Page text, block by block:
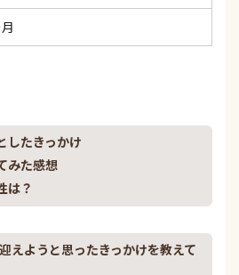
したきっかけ
みた感想
は？
えようと思ったきっかけを教えて